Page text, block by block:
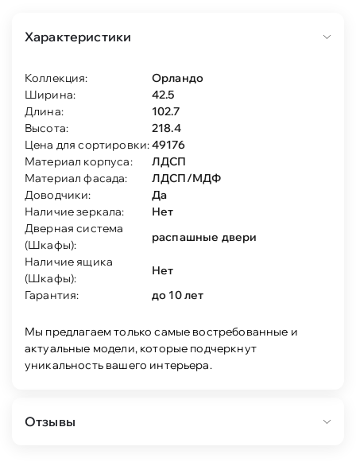
Характеристики
Коллекция:
Орландо
Ширина:
42.5
Длина:
102.7
Высота:
218.4
Цена для сортировки:49176
Материал корпуса:
ЛДСП
Материал фасада:
ЛДСП/МДФ
Доводчики:
Да
Наличие зеркала:
Нет
Дверная система
(Шкафы):
распашные двери
Наличие ящика
(Шкафы):
Нет
Гарантия:
до 10 лет
Мы предлагаем только самые востребованные и
актуальные модели, которые подчеркнут
уникальность вашего интерьера.
Отзывы